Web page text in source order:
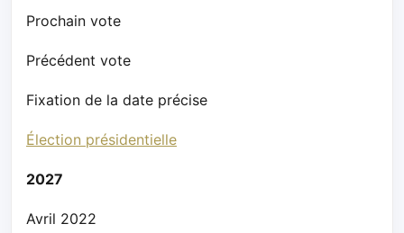
Prochain vote
Précédent vote
Fixation de la date précise
Élection présidentielle
2027
Avril 2022